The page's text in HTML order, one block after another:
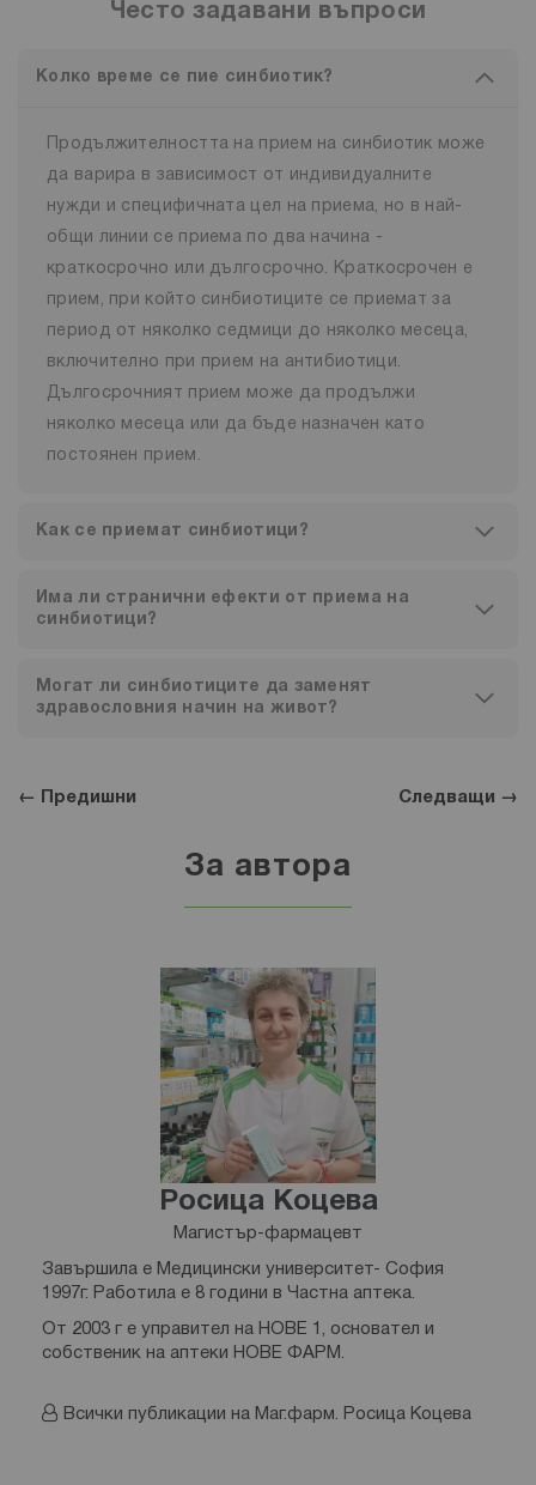
Често задавани въпроси
Колко време се пие синбиотик?
Продължителността на прием на синбиотик може
да варира в зависимост от индивидуалните
нужди и специфичната цел на приема, но в най-
общи линии се приема по два начина -
краткосрочно или дългосрочно. Краткосрочен е
прием, при който синбиотиците се приемат за
период от няколко седмици до няколко месеца,
включително при прием на антибиотици.
Дългосрочният прием може да продължи
няколко месеца или да бъде назначен като
постоянен прием.
Как се приемат синбиотици?
Има ли странични ефекти от приема на
синбиотици?
Могат ли синбиотиците да заменят
здравословния начин на живот?
← Предишни Следващи →
За автора
Росица Коцева
Магистър-фармацевт
Завършила е Медицински университет- София
1997г. Работила е 8 години в Частна аптека.
От 2003 г е управител на НОВЕ 1, основател и
собственик на аптеки НОВЕ ФАРМ.
Всички публикации на Маг.фарм. Росица Коцева